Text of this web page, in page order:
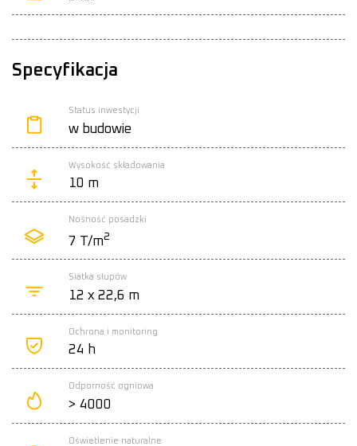
Specyfikacja
Status inwestycji
w budowie
Wysokość składowania
10 m
Nośność posadzki
7 T/m2
Siatka słupów
12 x 22,6 m
Ochrona i monitoring
24 h
Odporność ogniowa
> 4000
Oświetlenie naturalne